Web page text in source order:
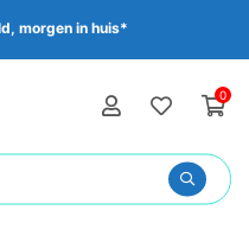
morgen in huis*
0